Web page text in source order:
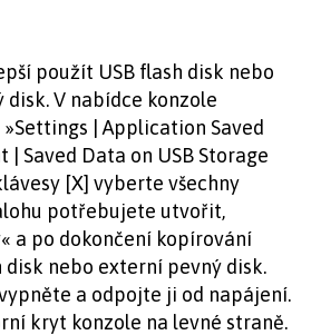
použít USB flash disk nebo
disk. V nabídce konzole
| Application Saved
| Saved Data on USB Storage
[X] vyberte všechny
potřebujete utvořit,
a po dokončení kopírování
disk nebo externí pevný disk.
a odpojte ji od napájení.
kryt konzole na levné straně.